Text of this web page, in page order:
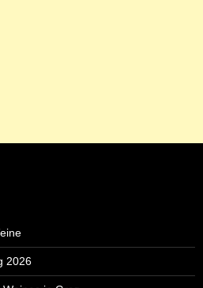
2026